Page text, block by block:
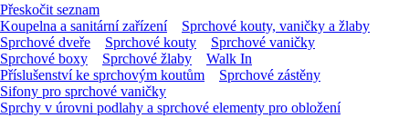
Přeskočit seznam
Koupelna a sanitární zařízení
Sprchové kouty, vaničky a žlaby
Sprchové dveře
Sprchové kouty
Sprchové vaničky
Sprchové boxy
Sprchové žlaby
Walk In
Příslušenství ke sprchovým koutům
Sprchové zástěny
Sifony pro sprchové vaničky
Sprchy v úrovni podlahy a sprchové elementy pro obložení